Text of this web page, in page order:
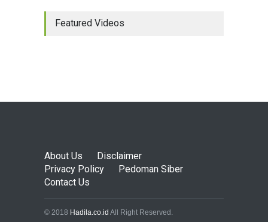
Featured Videos
About Us
Disclaimer
Privacy Policy
Pedoman Siber
Contact Us
© 2018 Hadila.co.id All Right Reserved.